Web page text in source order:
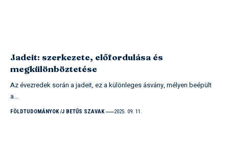
Jadeit: szerkezete, előfordulása és
megkülönböztetése
Az évezredek során a jadeit, ez a különleges ásvány, mélyen beépült
a…
FÖLDTUDOMÁNYOK J BETŰS SZAVAK 2025. 09. 11.